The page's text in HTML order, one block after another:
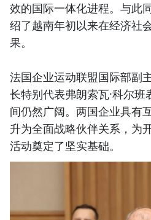
效的国际一体化进程。与此
绍了越南年初以来在经济社
果。
法国企业运动联盟国际部副
长特别代表弗朗索瓦·科尔
间仍然广阔。两国企业具有
升为全面战略伙伴关系，为
活动奠定了坚实基础。